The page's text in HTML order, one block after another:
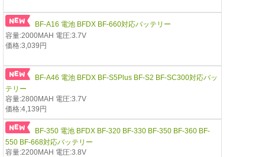
BF-A16 電池 BFDX BF-660対応バッテリー
容量:2000MAH 電圧:3.7V
価格:3,039円
BF-A46 電池 BFDX BF-S5Plus BF-S2 BF-SC300対応バッ
テリー
容量:2800MAH 電圧:3.7V
価格:4,139円
BF-350 電池 BFDX BF-320 BF-330 BF-350 BF-360 BF-
550 BF-668対応バッテリー
容量:2200MAH 電圧:3.8V